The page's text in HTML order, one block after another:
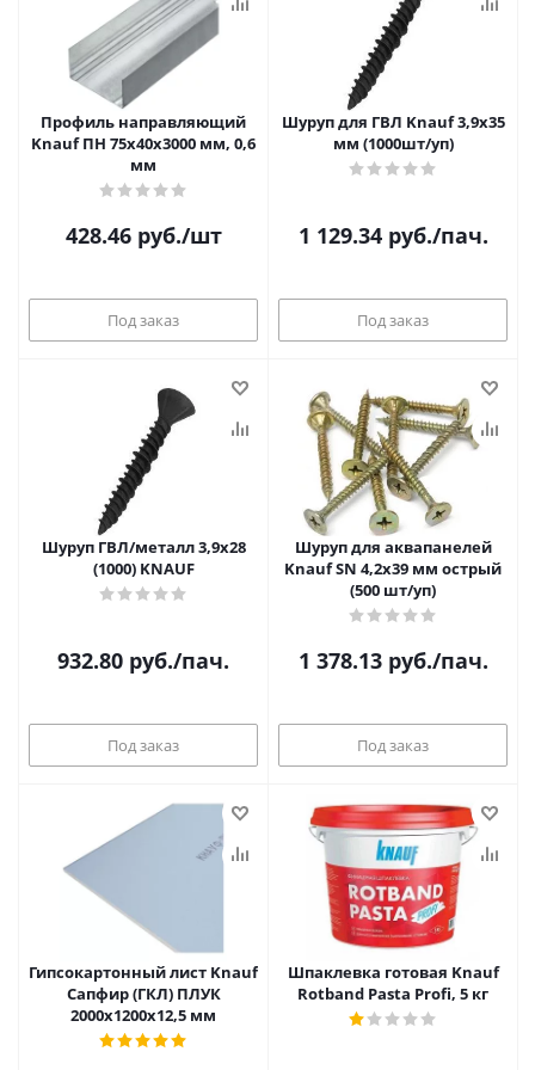
Профиль направляющий
Knauf ПН 75х40х3000 мм, 0,6
мм
428.46руб./шт
Под заказ
Шуруп для ГВЛ Knauf 3,9х35
мм (1000шт/уп)
1 129.34руб./пач.
Под заказ
Шуруп ГВЛ/металл 3,9х28
(1000) KNAUF
932.80 руб./пач.
Под заказ
Шуруп для аквапанелей
Knauf SN 4,2х39 мм острый
(500 шт/уп)
1 378.13руб./пач.
Под заказ
Гипсокартонный лист Knauf
Сапфир (ГКЛ) ПЛУК
2000x1200х12,5 мм
Шпаклевка готовая Knauf
Rotband Pasta Profi, 5 кг